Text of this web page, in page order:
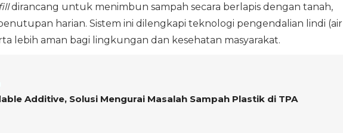
dirancang untuk menimbun sampah secara berlapis dengan tanah,
harian. Sistem ini dilengkapi teknologi pengendalian lindi (air
lebih aman bagi lingkungan dan kesehatan masyarakat.
Additive, Solusi Mengurai Masalah Sampah Plastik di TPA